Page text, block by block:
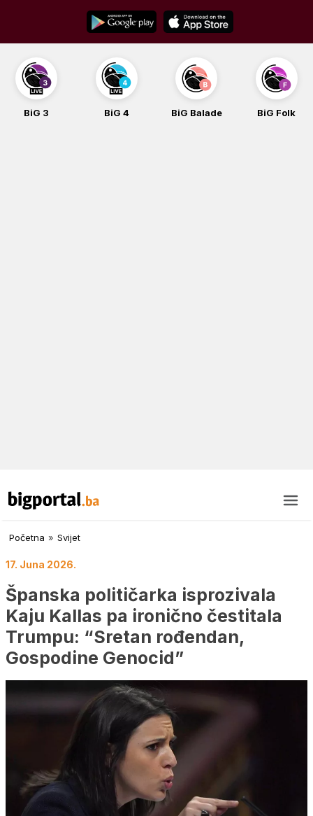
content
BiG 3 BiG 4 BiG Balade BiG Folk
Početna » Svijet
17. Juna 2026.
Španska političarka isprozivala
Kaju Kallas pa ironično čestitala
Trumpu: “Sretan rođendan,
Gospodine Genocid”